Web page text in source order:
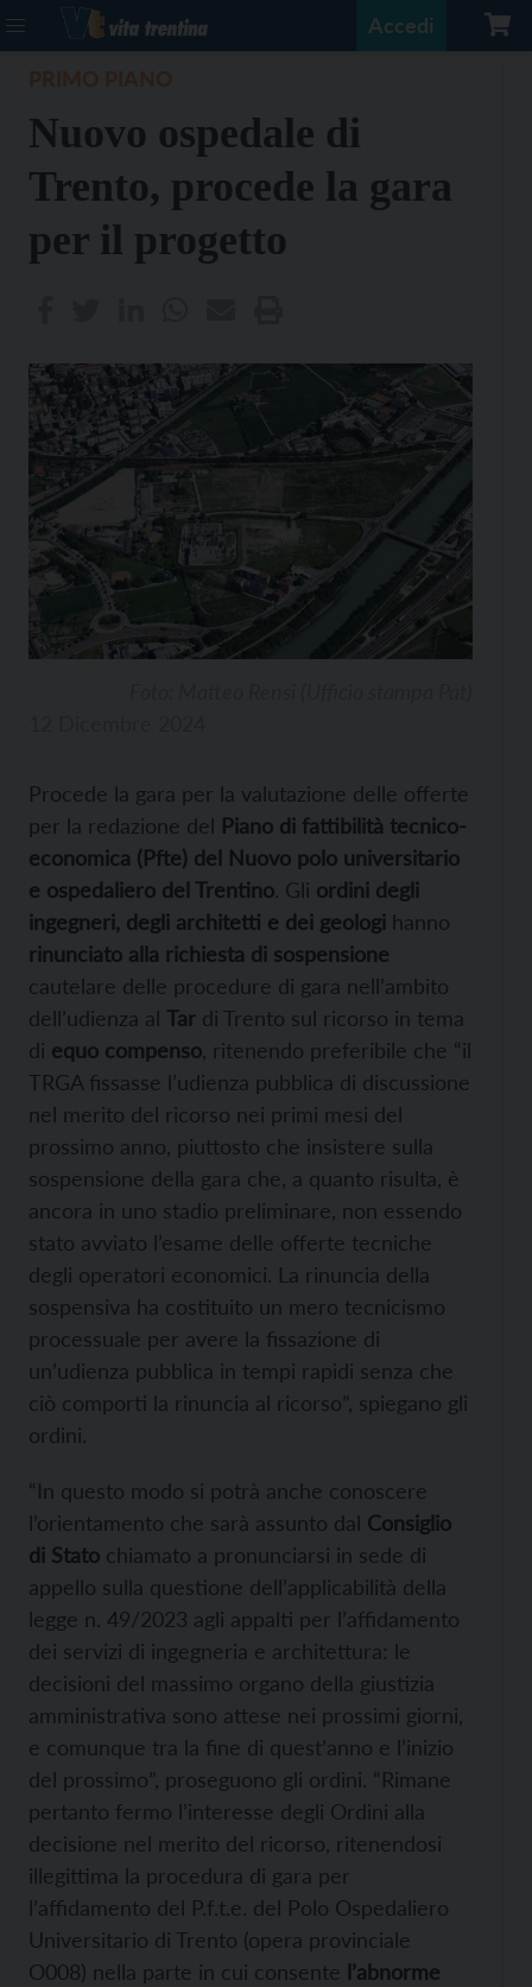
Accedi
Nuovo ospedale di
Trento, procede la gara
per il progetto
Procede la gara per la valutazione delle offerte
per la redazione del Piano di fattibilità tecnico-
economica (Pfte) del Nuovo polo universitario
e ospedaliero del Trentino. Gli ordini degli
ingegneri, degli architetti e dei geologi hanno
rinunciato alla richiesta di sospensione
cautelare delle procedure di gara nell’ambito
dell’udienza al Tar di Trento sul ricorso in tema
di equo compenso , ritenendo preferibile che “il
TRGA fissasse l’udienza pubblica di discussione
nel merito del ricorso nei primi mesi del
prossimo anno, piuttosto che insistere sulla
sospensione della gara che, a quanto risulta, è
ancora in uno stadio preliminare, non essendo
stato avviato l’esame delle offerte tecniche
degli operatori economici. La rinuncia della
sospensiva ha costituito un mero tecnicismo
processuale per avere la fissazione di
un’udienza pubblica in tempi rapidi senza che
ciò comporti la rinuncia al ricorso”, spiegano gli
ordini.
“In questo modo si potrà anche conoscere
l’orientamento che sarà assunto dal Consiglio
di Stato chiamato a pronunciarsi in sede di
appello sulla questione dell’applicabilità della
legge n. 49/2023 agli appalti per l’affidamento
dei servizi di ingegneria e architettura: le
decisioni del massimo organo della giustizia
amministrativa sono attese nei prossimi giorni,
e comunque tra la fine di quest’anno e l’inizio
del prossimo”, proseguono gli ordini. “Rimane
pertanto fermo l’interesse degli Ordini alla
decisione nel merito del ricorso, ritenendosi
illegittima la procedura di gara per
l’affidamento del P.f.t.e. del Polo Ospedaliero
Universitario di Trento (opera provinciale
O008) nella parte in cui consente l’abnorme